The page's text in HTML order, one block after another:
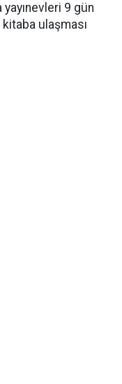
yayınevleri 9 gün
ulaşması